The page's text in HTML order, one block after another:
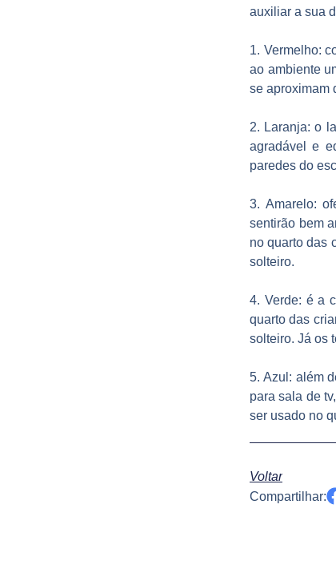
auxiliar a sua
1. Vermelho:
ao ambiente
se aproximam
2. Laranja: o
agradável e
paredes do
3. Amarelo:
sentirão bem
no quarto das
solteiro.
4. Verde: é a
quarto das
solteiro. Já os
5. Azul: além
para sala de
ser usado no
Voltar
Compartilhar: